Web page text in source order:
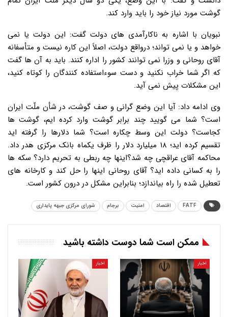
گوشت مورد نیاز خود را باید وارد کند.
نبویان با اشاره به ناکارآمدی های دولت گفت: این دولت یا نمی
خواهد و یا نمی تواند؛ درواقع دولت، اصلاً این کاره نیست و متأسفانه
آقای روحانی و وزرا نمی توانند کشور را اداره کنند. باید به آن ها گفت
که اگر شما خراب نکنید و دست سوءاستفاده کنندگان را کوتاه کنید،
این مشکلات پیش نمی آید.
وی ادامه داد: آیا این وضع گرانی و صف گوشت، در شأن ملّت ایران
است؟ شما می گویید چند برابر گوشت وارد کرده ایم، گوشت ها
کجاست؟ دولت این وسط چکاره است؟ شما دلارها را گرفته اید
تقسیم کرده اید؛ ۱۸ میلیارد دلار را ظرف یکماه بانک مرکزی هدر داد.
محاکمه آقای عراقچی چه شد؟اینها چه ربطی به تحریم دارد؟ سکه ها
را به کسانی داده اید؟ آقای روحانی اینها را حل کند و کارخانه های
تعطیل شده را راه بیاندازد؛ بنابراین مشکل در درون کشور است.
FATF اقتصاد امنیت برجام شورای مرکزی جبهه پایداری
ممکن است شما دوست داشته باشید
اخبار اخبار